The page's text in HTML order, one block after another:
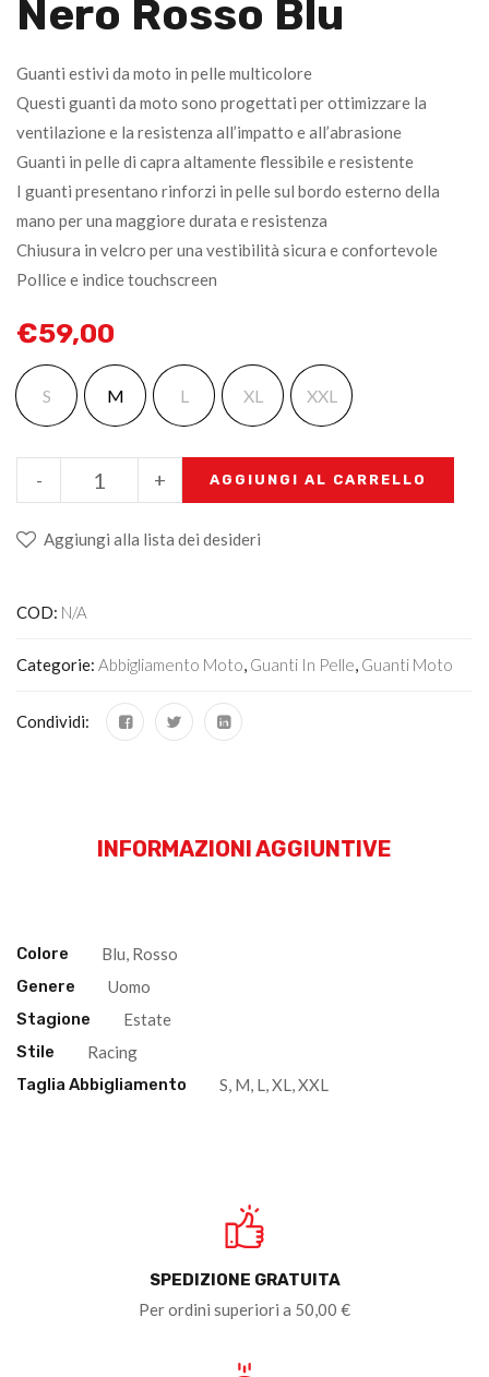
Nero Rosso Blu
Guanti estivi da moto in pelle multicolore
Questi guanti da moto sono progettati per ottimizzare la
ventilazione e la resistenza all’impatto e all’abrasione
Guanti in pelle di capra altamente flessibile e resistente
I guanti presentano rinforzi in pelle sul bordo esterno della
mano per una maggiore durata e resistenza
Chiusura in velcro per una vestibilità sicura e confortevole
Pollice e indice touchscreen
€59,00
S M L XL XXL
+
- AGGIUNGI AL CARRELLO
Aggiungi alla lista dei desideri
COD: N/A
Categorie: Abbigliamento Moto, Guanti In Pelle, Guanti Moto
Condividi:
INFORMAZIONI AGGIUNTIVE
Colore
Blu, Rosso
Genere
Uomo
Stagione
Estate
Stile
Racing
Taglia Abbigliamento
S, M, L, XL, XXL
SPEDIZIONE GRATUITA
Per ordini superiori a 50,00 €